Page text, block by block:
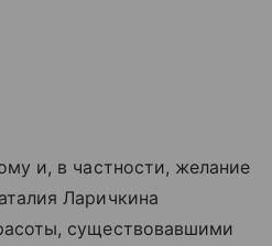
и, в частности, желание
Ларичкина
существовавшими